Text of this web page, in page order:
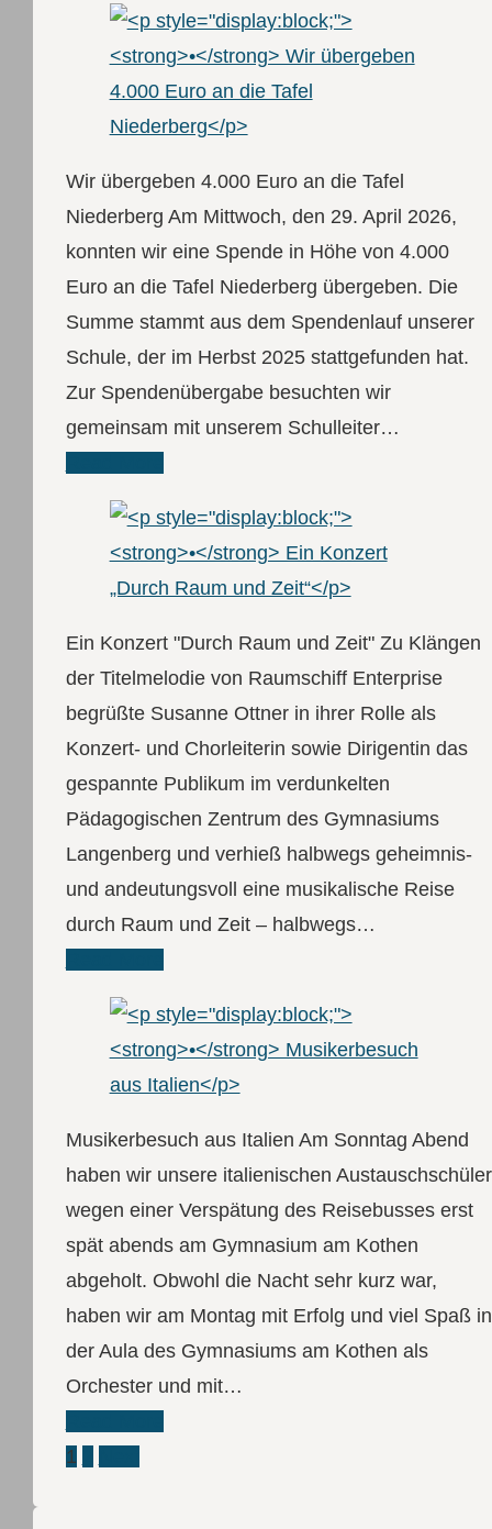
Wir übergeben 4.000 Euro an die Tafel
Niederberg Am Mittwoch, den 29. April 2026,
konnten wir eine Spende in Höhe von 4.000
Euro an die Tafel Niederberg übergeben. Die
Summe stammt aus dem Spendenlauf unserer
Schule, der im Herbst 2025 stattgefunden hat.
Zur Spendenübergabe besuchten wir
gemeinsam mit unserem Schulleiter…
Ein Konzert "Durch Raum und Zeit" Zu Klängen
der Titelmelodie von Raumschiff Enterprise
begrüßte Susanne Ottner in ihrer Rolle als
Konzert- und Chorleiterin sowie Dirigentin das
gespannte Publikum im verdunkelten
Pädagogischen Zentrum des Gymnasiums
Langenberg und verhieß halbwegs geheimnis-
und andeutungsvoll eine musikalische Reise
durch Raum und Zeit – halbwegs…
Musikerbesuch aus Italien Am Sonntag Abend
haben wir unsere italienischen Austauschschüler
wegen einer Verspätung des Reisebusses erst
spät abends am Gymnasium am Kothen
abgeholt. Obwohl die Nacht sehr kurz war,
haben wir am Montag mit Erfolg und viel Spaß in
der Aula des Gymnasiums am Kothen als
Orchester und mit…
Seitennummerierung
1